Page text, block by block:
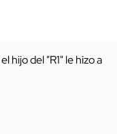
hijo del "R1" le hizo a